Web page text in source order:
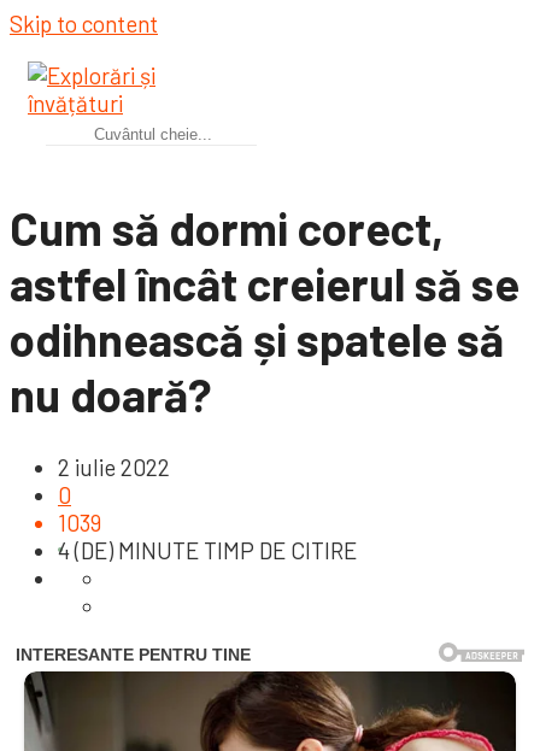
Skip to content
Cum să dormi corect,
astfel încât creierul să se
odihnească și spatele să
nu doară?
2 iulie 2022
0
1039
4 (DE) MINUTE TIMP DE CITIRE